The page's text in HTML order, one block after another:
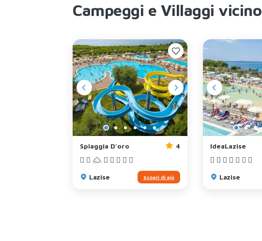
Campeggi e Villaggi vicino
Spiaggia D'oro 4
Lazise Scopri di più
IdeaLazise
Lazise